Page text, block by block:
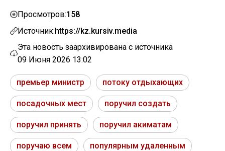
Просмотров:158
Источник:https://kz.kursiv.media
Эта новость заархивирована с источника
09 Июня 2026 13:02
премьер министр потоку отдыхающих
посадочных мест поручил создать
поручил принять поручил акиматам
поручаю всем популярным удаленным